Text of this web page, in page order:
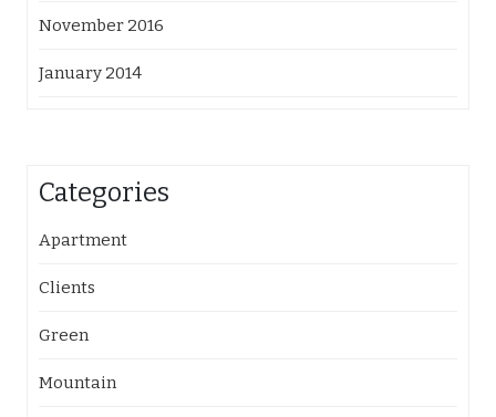
November 2016
January 2014
Categories
Apartment
Clients
Green
Mountain